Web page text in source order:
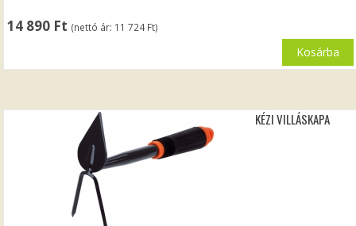
14 890 Ft (nettó ár: 11 724Ft)
Kosárba
KÉZI VILLÁSKAPA